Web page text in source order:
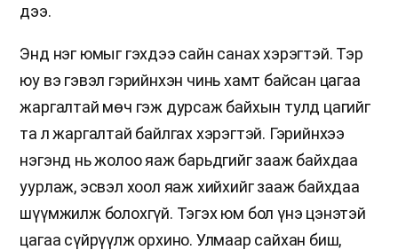
дээ.
Энд нэг юмыг гэхдээ сайн санах хэрэгтэй. Тэр
юу вэ гэвэл гэрийнхэн чинь хамт байсан цагаа
жаргалтай мөч гэж дурсаж байхын тулд цагийг
та л жаргалтай байлгах хэрэгтэй. Гэрийнхээ
нэгэнд нь жолоо яаж барьдгийг зааж байхдаа
уурлаж, эсвэл хоол яаж хийхийг зааж байхдаа
шүүмжилж болохгүй. Тэгэх юм бол үнэ цэнэтэй
цагаа сүйрүүлж орхино. Улмаар сайхан биш,